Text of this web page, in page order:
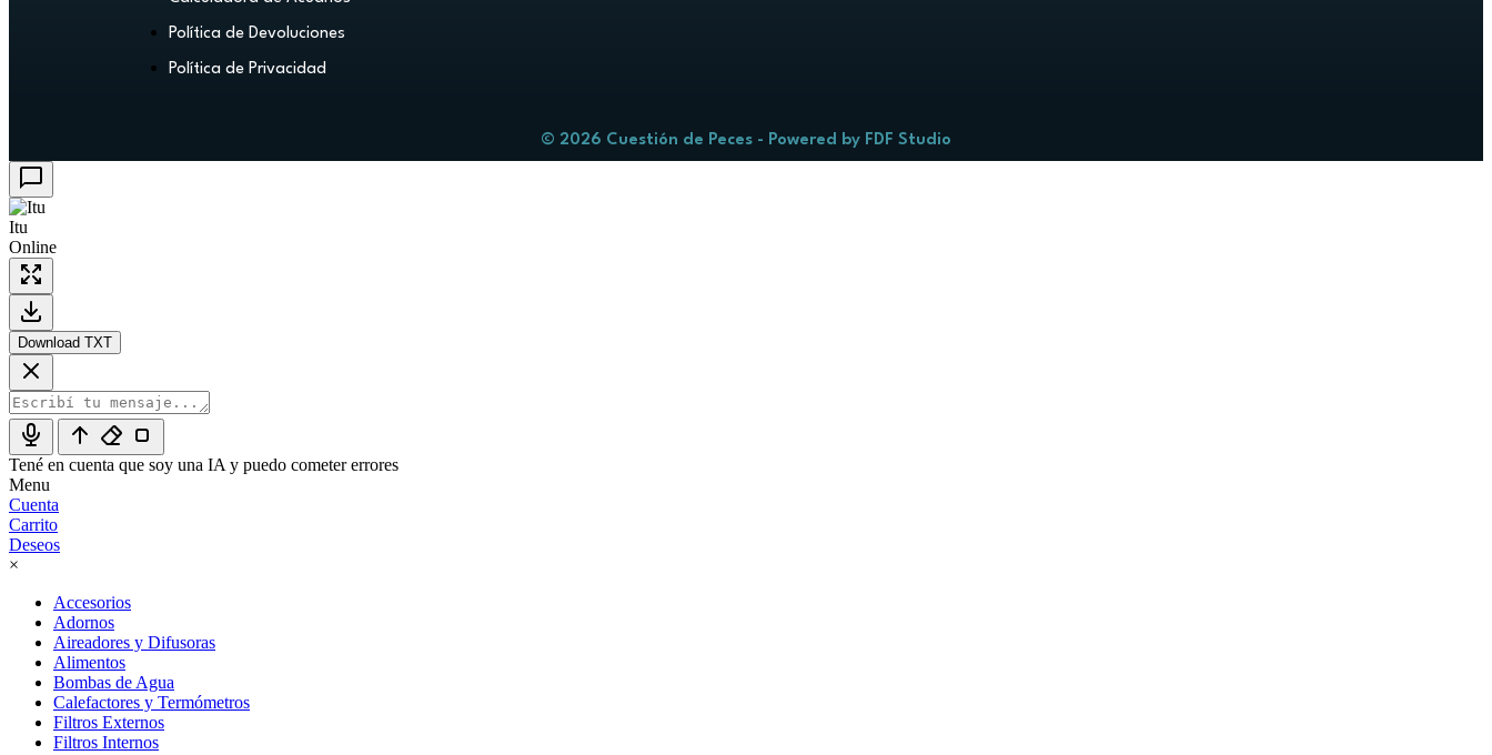
Política de Devoluciones
Política de Privacidad
© 2026 Cuestión de Peces - Powered by FDF Studio
Itu
Online
Download TXT
Tené en cuenta que soy una IA y puedo cometer errores
Menu
Cuenta
Carrito
Deseos
×
Accesorios
Adornos
Aireadores y Difusoras
Alimentos
Bombas de Agua
Calefactores y Termómetros
Filtros Externos
Filtros Internos